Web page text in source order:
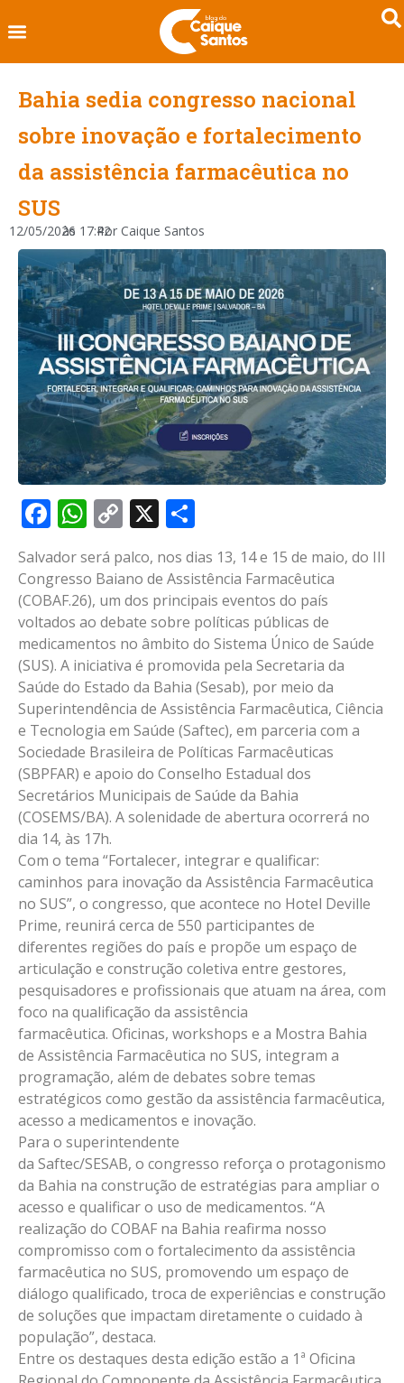
Bahia sedia congresso nacional
sobre inovação e fortalecimento
da assistência farmacêutica no
SUS
12/05/2026
às 17:42
Por Caique Santos
Facebook
WhatsApp
Copy
Link
X
Salvador será palco, nos dias 13, 14 e 15 de maio, do III
Congresso Baiano de Assistência Farmacêutica
(COBAF.26), um dos principais eventos do país
voltados ao debate sobre políticas públicas de
medicamentos no âmbito do Sistema Único de Saúde
(SUS). A iniciativa é promovida pela Secretaria da
Saúde do Estado da Bahia (Sesab), por meio da
Superintendência de Assistência Farmacêutica, Ciência
e Tecnologia em Saúde (Saftec), em parceria com a
Sociedade Brasileira de Políticas Farmacêuticas
(SBPFAR) e apoio do Conselho Estadual dos
Secretários Municipais de Saúde da Bahia
(COSEMS/BA). A solenidade de abertura ocorrerá no
dia 14, às 17h.
Com o tema “Fortalecer, integrar e qualificar:
caminhos para inovação da Assistência Farmacêutica
no SUS”, o congresso, que acontece no Hotel Deville
Prime, reunirá cerca de 550 participantes de
diferentes regiões do país e propõe um espaço de
articulação e construção coletiva entre gestores,
pesquisadores e profissionais que atuam na área, com
foco na qualificação da assistência
farmacêutica. Oficinas, workshops e a Mostra Bahia
de Assistência Farmacêutica no SUS, integram a
programação, além de debates sobre temas
estratégicos como gestão da assistência farmacêutica,
acesso a medicamentos e inovação.
Para o superintendente
da Saftec/SESAB, o congresso reforça o protagonismo
da Bahia na construção de estratégias para ampliar o
acesso e qualificar o uso de medicamentos. “A
realização do COBAF na Bahia reafirma nosso
compromisso com o fortalecimento da assistência
farmacêutica no SUS, promovendo um espaço de
diálogo qualificado, troca de experiências e construção
de soluções que impactam diretamente o cuidado à
população”, destaca.
Entre os destaques desta edição estão a 1ª Oficina